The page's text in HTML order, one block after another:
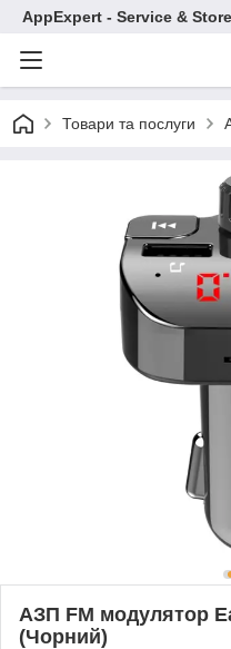
AppExpert - Service &
Товари та послуги
АЗП FM модулятор
(Чорний)